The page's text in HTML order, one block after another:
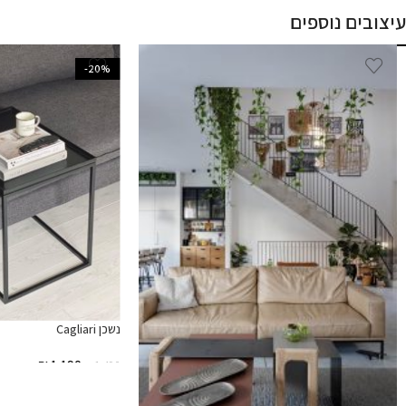
עיצובים נוספים
-20%
נשכן Cagliari
1,490
₪1,190